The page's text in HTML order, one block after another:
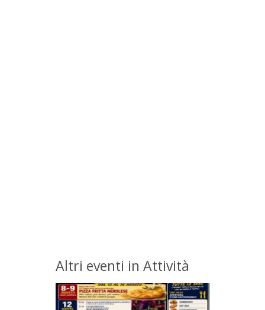
Altri eventi in Attività